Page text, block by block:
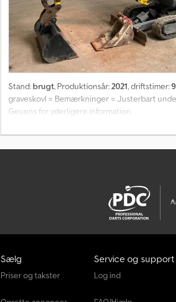
Stand: brugt, Produktionsår:2021, driftstimer:
graveskovl = Bemærkninger = Justerbart
Geuens for yderligere information.
Sælg
Priser og takster
Service og support
Log ind